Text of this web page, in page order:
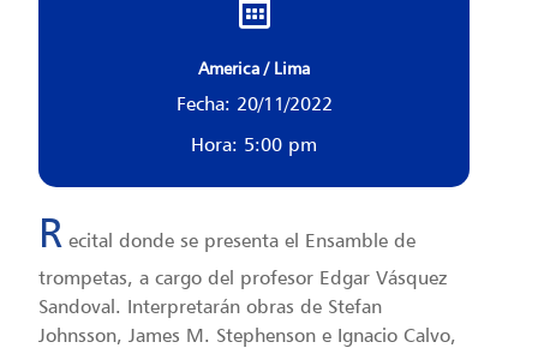
America / Lima
Fecha: 20/11/2022
Hora: 5:00 pm
R ecital donde se presenta el Ensamble de
trompetas, a cargo del profesor Edgar Vásquez
Sandoval. Interpretarán obras de Stefan
Johnsson, James M. Stephenson e Ignacio Calvo,